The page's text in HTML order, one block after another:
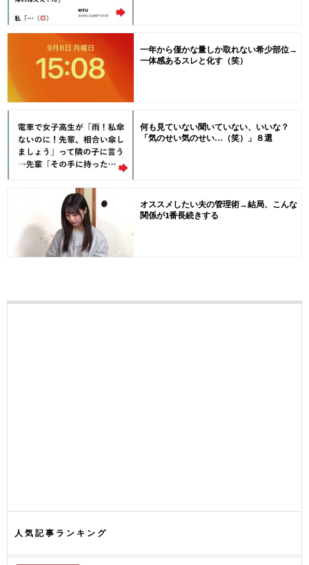
一年から僅かな量しか取れない希少部位→
一体感あるスレと化す（笑）
何も見ていない聞いていない、いいな？
「気のせい気のせい…（笑）」８選
オススメしたい夫の管理術→結局、こんな
関係が1番長続きする
人気記事ランキング